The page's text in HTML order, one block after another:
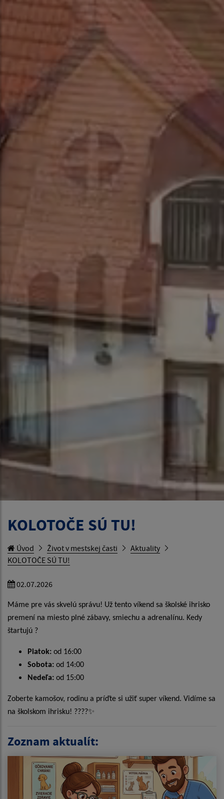
KOLOTOČE SÚ TU!
Úvod Život v mestskej časti
Aktuality
KOLOTOČE SÚ TU!
02.07.2026
Máme pre vás skvelú správu! Už tento víkend sa školské ihrisko
premení na miesto plné zábavy, smiechu a adrenalínu. Kedy
štartujú ?
Piatok: od 16:00
Sobota: od 14:00
Nedeľa: od 15:00
Zoberte kamošov, rodinu a príďte si užiť super víkend. Vidíme sa
na školskom ihrisku! ????✨
Zoznam aktualít: